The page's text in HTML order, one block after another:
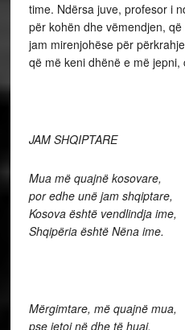
time. Ndërsa juve, profesor i
për kohën dhe vëmendjen,
jam mirenjohëse për
që më keni dhënë e më jepni,
JAM SHQIPTARE
Mua më quajnë kosovare,
por edhe unë jam shqiptare,
Kosova është vendlindja ime,
Shqipëria është Nëna ime.
Mërgimtare, më quajnë mua,
pse jetoj në dhe të huaj,